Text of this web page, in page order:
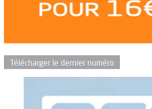
Télécharger le dernier numéro